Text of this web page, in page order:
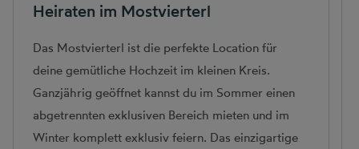
Heiraten im Mostvierterl
Das Mostvierterl ist die perfekte Location für
deine gemütliche Hochzeit im kleinen Kreis.
Ganzjährig geöffnet kannst du im Sommer einen
abgetrennten exklusiven Bereich mieten und im
Winter komplett exklusiv feiern. Das einzigartige